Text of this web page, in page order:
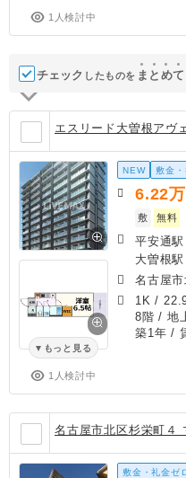
1人検討中
チェック したものを ま と めて
エスリード大曽根アヴ
もっと見る
1人検討中
NEW 敷金
6.22
敷
無料
平安通
大曽根
名古屋市
1K /
8階 / 地
築1年 /
名古屋市北区杉栄町４
敷金・礼金ゼ